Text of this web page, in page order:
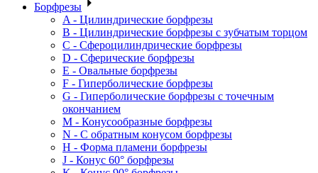
Борфрезы
A - Цилиндрические борфрезы
B - Цилиндрические борфрезы с зубчатым торцом
C - Сфероцилиндрические борфрезы
D - Сферические борфрезы
E - Овальные борфрезы
F - Гиперболические борфрезы
G - Гиперболические борфрезы с точечным
окончанием
M - Конусообразные борфрезы
N - С обратным конусом борфрезы
H - Форма пламени борфрезы
J - Конус 60° борфрезы